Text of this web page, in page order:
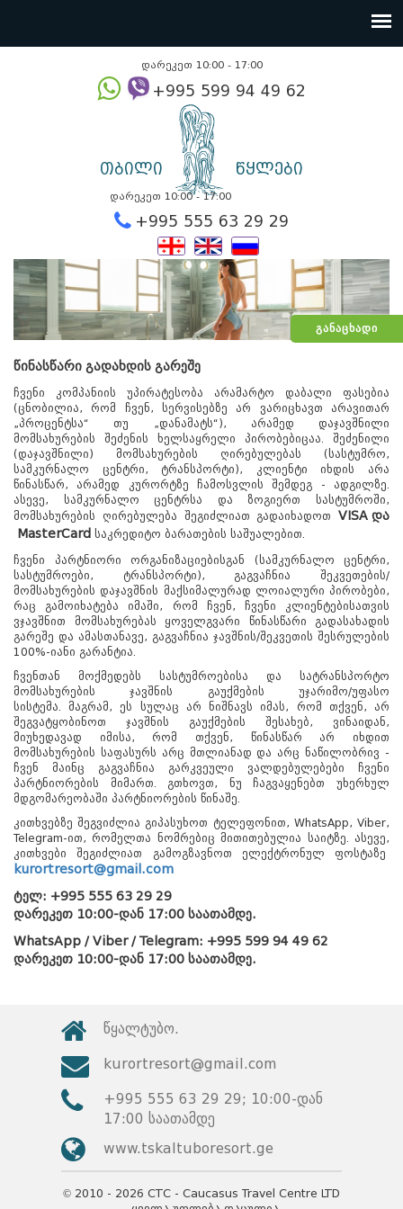
ᲒᲐᲜᲐᲪᲮᲐᲓᲘ
დარეკეთ 10:00 - 17:00
თბილი წყლები
დარეკეთ 10:00 - 17:00
+995 555 63 29
წინასწარი გადახდის გარეშე
ჩვენი კომპანიის უპირატესობა არამარტო დაბალი ფასებია
(ცნობილია, რომ ჩვენ, სერვისებზე არ ვარიცხავთ არავითარ
„პროცენტსა“ თუ „დანამატს“), არამედ დაჯავშნილი
მომსახურების შეძენის ხელსაყრელი პირობებიცაა. შეძენილი
(დაჯავშნილი) მომსახურების ღირებულებას (სასტუმრო,
სამკურნალო ცენტრი, ტრანსპორტი), კლიენტი იხდის არა
წინასწარ, არამედ კურორტზე ჩამოსვლის შემდეგ - ადგილზე.
ასევე, სამკურნალო ცენტრსა და ზოგიერთ სასტუმროში,
მომსახურების ღირებულება შეგიძლიათ გადაიხადოთ VISA და
MasterCard საკრედიტო ბარათების საშუალებით.
ჩვენი პარტნიორი ორგანიზაციებისგან (სამკურნალო ცენტრი,
სასტუმროები, ტრანსპორტი), გაგვაჩნია შეკვეთების/
მომსახურების დაჯავშნის მაქსიმალურად ლოიალური პირობები,
რაც გამოიხატება იმაში, რომ ჩვენ, ჩვენი კლიენტებისათვის
ვჯავშნით მომსახურებას ყოველგვარი წინასწარი გადასახადის
გარეშე და ამასთანავე, გაგვაჩნია ჯავშნის/შეკვეთის შესრულების
100%-იანი გარანტია.
ჩვენთან მოქმედებს სასტუმროებისა და სატრანსპორტო
მომსახურების ჯავშნის გაუქმების უჯარიმო/უფასო
სისტემა. მაგრამ, ეს სულაც არ ნიშნავს იმას, რომ თქვენ, არ
შეგვატყობინოთ ჯავშნის გაუქმების შესახებ, ვინაიდან,
მიუხედავად იმისა, რომ თქვენ, წინასწარ არ იხდით
მომსახურების საფასურს არც მთლიანად და არც ნაწილობრივ -
ჩვენ მაინც გაგვაჩნია გარკვეული ვალდებულებები ჩვენი
პარტნიორების მიმართ. გთხოვთ, ნუ ჩაგვაყენებთ უხერხულ
მდგომარეობაში პარტნიორების წინაშე.
კითხვებზე შეგვიძლია გიპასუხოთ ტელეფონით, WhatsApp, Viber,
Telegram-ით, რომელთა ნომრებიც მითითებულია საიტზე. ასევე,
კითხვები შეგიძლიათ გამოგზავნოთ ელექტრონულ ფოსტაზე
kurortresort@gmail.com
ტელ: +995 555 63 29 29
დარეკეთ 10:00-დან 17:00 საათამდე.
WhatsApp / Viber / Telegram: +995 599 94 49 62
დარეკეთ 10:00-დან 17:00 საათამდე.
kurortresort@gmail.com
+995 555 63 29 29; 10:00-დან
17:00 საათამდე
www.tskaltuboresort.ge
© 2010 - 2026 CTC - Caucasus Travel Centre LTD
- ყველა უფლება დაცულია